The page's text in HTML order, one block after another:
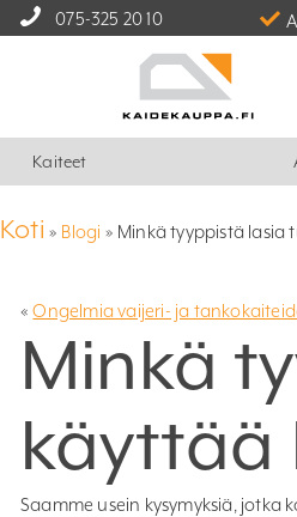
075-325 20 10
Kaiteet
Koti » Blogi » Minkä tyyppistä lasia
«Ongelmia vaijeri- ja
Minkä
käyttää
Saamme usein kysymyksiä, jotka